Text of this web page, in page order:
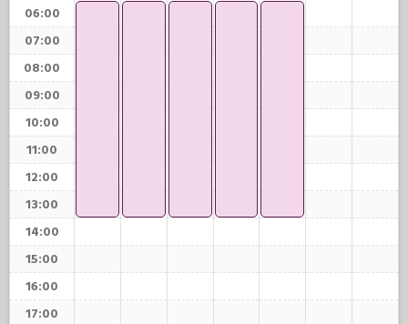
06:00
07:00
08:00
09:00
10:00
11:00
12:00
13:00
14:00
15:00
16:00
17:00